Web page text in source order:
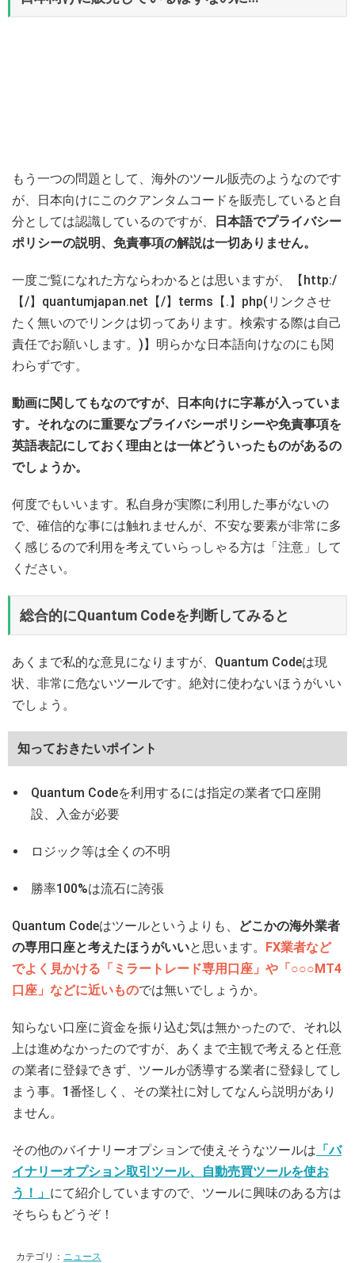
もう一つの問題として、海外のツール販売のようなのです
が、日本向けにこのクアンタムコードを販売していると自
分としては認識しているのですが、
日本語でプライバシー
ポリシーの説明、免責事項の解説は一切ありません。
一度ご覧になれた方ならわかるとは思いますが、【http:/
【/】quantumjapan.net【/】terms【.】php(リンクさせ
たく無いのでリンクは切ってあります。検索する際は自己
責任でお願いします。)】明らかな日本語向けなのにも関
わらずです。
動画に関してもなのですが、日本向けに字幕が入っていま
す。それなのに重要なプライバシーポリシーや免責事項を
英語表記にしておく理由とは一体どういったものがあるの
でしょうか。
何度でもいいます。私自身が実際に利用した事がないの
で、確信的な事には触れませんが、不安な要素が非常に多
く感じるので利用を考えていらっしゃる方は「注意」して
ください。
総合的にQuantum Codeを判断してみると
あくまで私的な意見になりますが、Quantum Codeは現
状、非常に危ないツールです。絶対に使わないほうがいい
でしょう。
知っておきたいポイント
Quantum Codeを利用するには指定の業者で口座開
設、入金が必要
ロジック等は全くの不明
勝率100%は流石に誇張
Quantum Codeはツールというよりも、
どこかの海外業者
の専用口座と考えたほうがいいと思います。 FX業者など
でよく見かける「ミラートレード専用口座」や「○○○MT4
口座」などに近いものでは無いでしょうか。
知らない口座に資金を振り込む気は無かったので、それ以
上は進めなかったのですが、あくまで主観で考えると任意
の業者に登録できず、ツールが誘導する業者に登録してし
まう事。1番怪しく、その業社に対してなんら説明があり
ません。
その他のバイナリーオプションで使えそうなツールは 「バ
イナリーオプション取引ツール、自動売買ツールを使お
う！」 にて紹介していますので、ツールに興味のある方は
そちらもどうぞ！
カテゴリ： ニュース